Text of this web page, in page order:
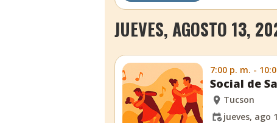
JUEVES, AGOSTO 13,
7:00 p. m. -
Social de
Tucson
jueves, ago